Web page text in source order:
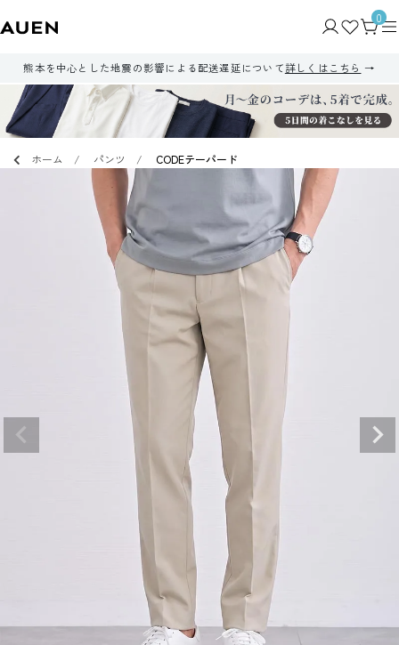
0
熊本を中心とした地震の影響による配送遅延について詳しくはこちら
ホーム パンツ CODEテーパード